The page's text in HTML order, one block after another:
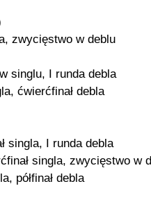
zwycięstwo w deblu
singlu, I runda debla
ćwierćfinał debla
singla, I runda debla
singla, zwycięstwo w
półfinał debla